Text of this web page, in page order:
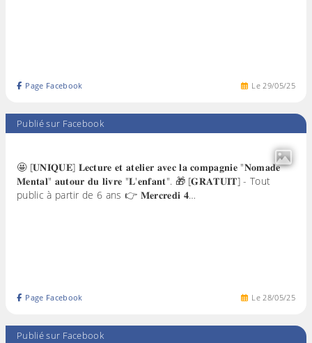
Le29/05/25
Page Facebook
Publié sur Facebook
🤩 [𝐔𝐍𝐈𝐐𝐔𝐄] 𝐋𝐞𝐜𝐭𝐮𝐫𝐞 𝐞𝐭 𝐚𝐭𝐞𝐥𝐢𝐞𝐫 𝐚𝐯𝐞𝐜 𝐥𝐚 𝐜𝐨𝐦𝐩𝐚𝐠𝐧𝐢𝐞 "𝐍𝐨𝐦𝐚𝐝𝐞
𝐌𝐞𝐧𝐭𝐚𝐥" 𝐚𝐮𝐭𝐨𝐮𝐫 𝐝𝐮 𝐥𝐢𝐯𝐫𝐞 "𝐋'𝐞𝐧𝐟𝐚𝐧𝐭". 🎁 [𝐆𝐑𝐀𝐓𝐔𝐈𝐓] - Tout
public à partir de 6 ans 👉 𝐌𝐞𝐫𝐜𝐫𝐞𝐝𝐢 𝟒…
Le28/05/25
Page Facebook
Publié sur Facebook